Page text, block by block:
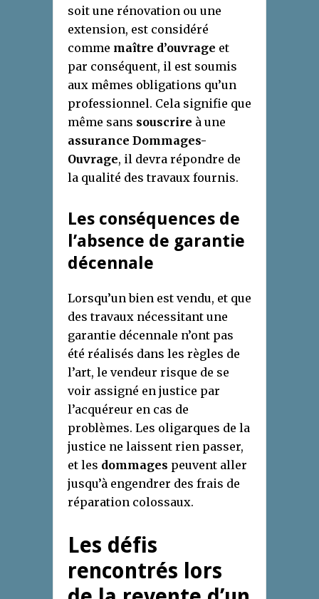
soit une rénovation ou une
extension, est considéré
comme maître d’ouvrage et
par conséquent, il est soumis
aux mêmes obligations qu’un
professionnel. Cela signifie que
même sans souscrire à une
assurance Dommages-
Ouvrage, il devra répondre de
la qualité des travaux fournis.
Les conséquences de
l’absence de garantie
décennale
Lorsqu’un bien est vendu, et que
des travaux nécessitant une
garantie décennale n’ont pas
été réalisés dans les règles de
l’art, le vendeur risque de se
voir assigné en justice par
l’acquéreur en cas de
problèmes. Les oligarques de la
justice ne laissent rien passer,
et les dommages peuvent aller
jusqu’à engendrer des frais de
réparation colossaux.
Les défis
rencontrés lors